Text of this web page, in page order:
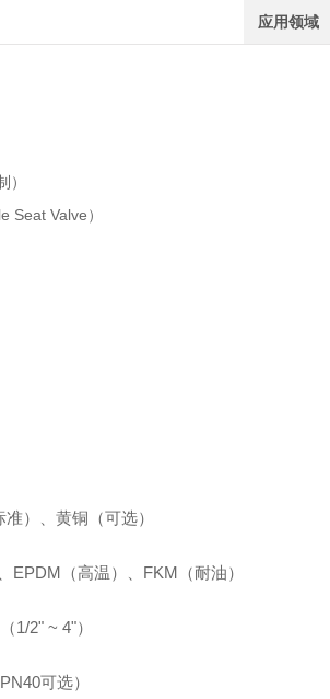
应用领域
）
Seat Valve）
）、黄铜（可选）
EPDM（高温）、FKM（耐油）
1/2" ~ 4"）
可选）